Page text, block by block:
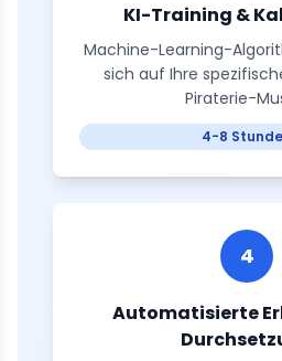
KI-Training &
Machine-Learning-
sich auf Ihre
Piraterie-
4-8
4
Automatisierte